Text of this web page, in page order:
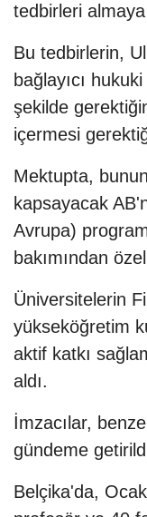
tedbirleri
Bu tedbirlerin,
bağlayıcı
şekilde
içermesi
Mektupta,
kapsayacak
Avrupa)
bakımından
Üniversitelerin
yükseköğretim
aktif katkı
aldı.
İmzacılar,
gündeme
Belçika'da,